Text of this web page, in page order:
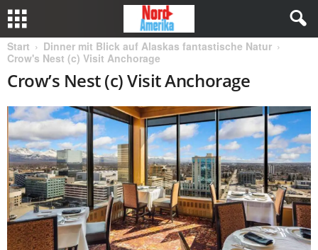
Start
Dinner mit Blick auf Alaskas fantastische Natur
Crow's Nest (c) Visit Anchorage
Crow’s Nest (c) Visit Anchorage